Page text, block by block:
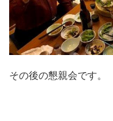
その後の懇親会です。